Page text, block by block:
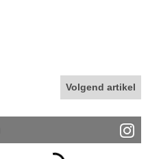
Volgend artikel